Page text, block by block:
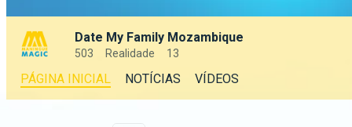
Date My Family Mozambique
503 Realidade 13
PÁGINA INICIAL NOTÍCIAS VÍDEOS